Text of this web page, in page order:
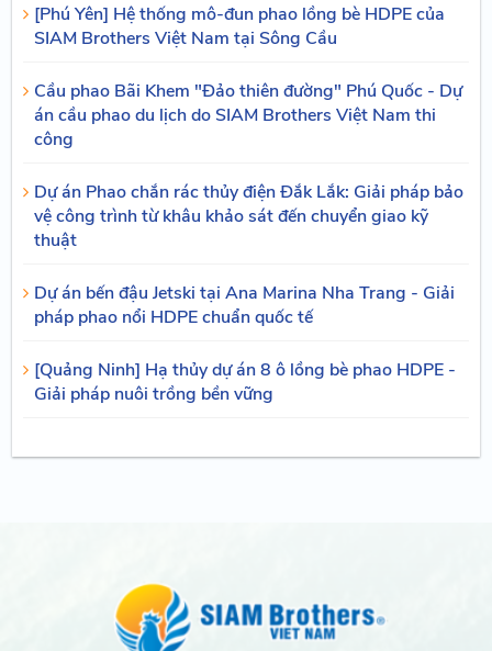
[Phú Yên] Hệ thống mô-đun phao lồng bè HDPE của
SIAM Brothers Việt Nam tại Sông Cầu
Cầu phao Bãi Khem "Đảo thiên đường" Phú Quốc - Dự
án cầu phao du lịch do SIAM Brothers Việt Nam thi
công
Dự án Phao chắn rác thủy điện Đắk Lắk: Giải pháp bảo
vệ công trình từ khâu khảo sát đến chuyển giao kỹ
thuật
Dự án bến đậu Jetski tại Ana Marina Nha Trang - Giải
pháp phao nổi HDPE chuẩn quốc tế
[Quảng Ninh] Hạ thủy dự án 8 ô lồng bè phao HDPE -
Giải pháp nuôi trồng bền vững